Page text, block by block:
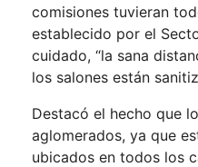
comisiones tuvieran
establecido por el
cuidado, “la sana
los salones están
Destacó el hecho que
aglomerados, ya que
ubicados en todos los